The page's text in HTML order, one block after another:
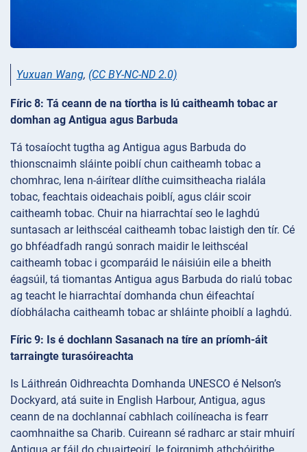
Yuxuan Wang, (CC BY-NC-ND 2.0)
Fíric 8: Tá ceann de na tíortha is lú caitheamh tobac ar
domhan ag Antigua agus Barbuda
Tá tosaíocht tugtha ag Antigua agus Barbuda do
thionscnaimh sláinte poiblí chun caitheamh tobac a
chomhrac, lena n-áirítear dlíthe cuimsitheacha rialála
tobac, feachtais oideachais poiblí, agus cláir scoir
caitheamh tobac. Chuir na hiarrachtaí seo le laghdú
suntasach ar leithscéal caitheamh tobac laistigh den tír. Cé
go bhféadfadh rangú sonrach maidir le leithscéal
caitheamh tobac i gcomparáid le náisiúin eile a bheith
éagsúil, tá tiomantas Antigua agus Barbuda do rialú tobac
ag teacht le hiarrachtaí domhanda chun éifeachtaí
díobhálacha caitheamh tobac ar shláinte phoiblí a laghdú.
Fíric 9: Is é dochlann Sasanach na tíre an príomh-áit
tarraingte turasóireachta
Is Láithreán Oidhreachta Domhanda UNESCO é Nelson’s
Dockyard, atá suite in English Harbour, Antigua, agus
ceann de na dochlannaí cabhlach coilíneacha is fearr
caomhnaithe sa Charib. Cuireann sé radharc ar stair mhuirí
Antigua ar fáil do chuairteoirí, le foirgnimh athchóirithe,